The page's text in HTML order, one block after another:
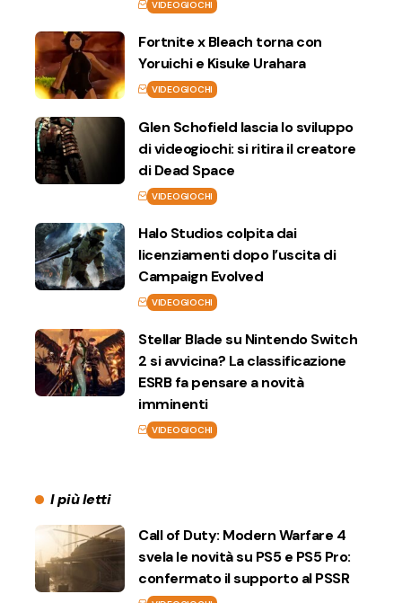
VIDEOGIOCHI
Fortnite x Bleach torna con
Yoruichi e Kisuke Urahara
VIDEOGIOCHI
Glen Schofield lascia lo sviluppo
di videogiochi: si ritira il creatore
di Dead Space
VIDEOGIOCHI
Halo Studios colpita dai
licenziamenti dopo l’uscita di
Campaign Evolved
VIDEOGIOCHI
Stellar Blade su Nintendo Switch
2 si avvicina? La classificazione
ESRB fa pensare a novità
imminenti
VIDEOGIOCHI
I più letti
Call of Duty: Modern Warfare 4
svela le novità su PS5 e PS5 Pro:
confermato il supporto al PSSR